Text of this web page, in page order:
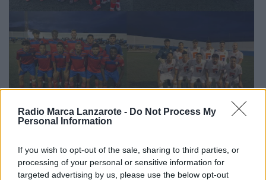
Radio Marca Lanzarote - Do Not Process My
Personal Information
If you wish to opt-out of the sale, sharing to third parties, or
processing of your personal or sensitive information for
targeted advertising by us, please use the below opt-out
que el duelo entre Orientación Marítima e Inter
Playa Honda terminó en tablas (1-1)